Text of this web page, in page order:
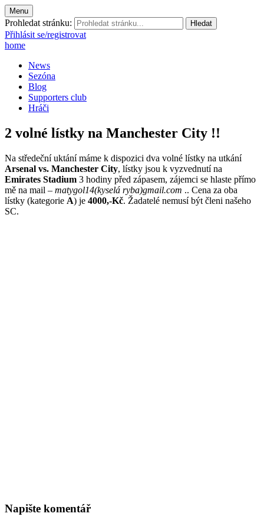
Menu
Prohledat stránku:
Přihlásit se/registrovat
home
News
Sezóna
Blog
Supporters club
Hráči
2 volné lístky na Manchester City !!
Na středeční uktání máme k dispozici dva volné lístky na utkání
Arsenal vs. Manchester City, lístky jsou k vyzvednutí na
Emirates Stadium 3 hodiny před zápasem, zájemci se hlaste přímo
mě na mail – matygol14(kyselá ryba)gmail.com .. Cena za oba
lístky (kategorie A) je 4000,-Kč. Žadatelé nemusí být členi našeho
SC.
Napište komentář